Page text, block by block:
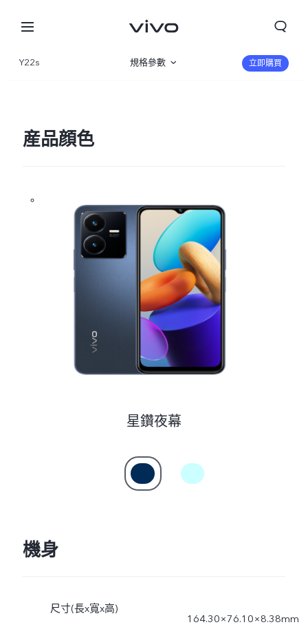
Y22s 規格參數 立即購買
産品顔色
星鑽夜幕
機身
尺寸(長x寬x高)
164.30×76.10×8.38mm